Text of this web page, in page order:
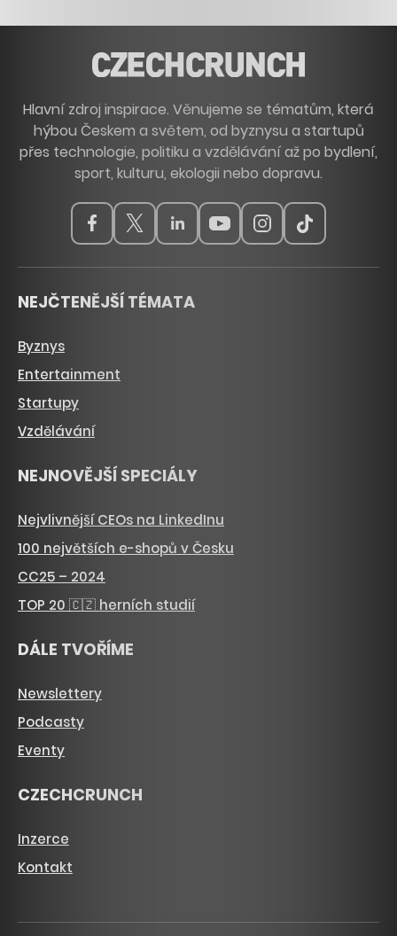
Hlavní zdroj inspirace. Věnujeme se tématům, která
hýbou Českem a světem, od byznysu a startupů
přes technologie, politiku a vzdělávání až po bydlení,
sport, kulturu, ekologii nebo dopravu.
NEJČTENĚJŠÍ TÉMATA
Byznys
Entertainment
Startupy
Vzdělávání
NEJNOVĚJŠÍ SPECIÁLY
Nejvlivnější CEOs na LinkedInu
100 největších e-shopů v Česku
CC25 – 2024
TOP 20 🇨🇿 herních studií
DÁLE TVOŘÍME
Newslettery
Podcasty
Eventy
CZECHCRUNCH
Inzerce
Kontakt